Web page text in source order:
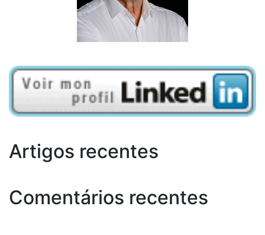
Artigos recentes
Comentários recentes